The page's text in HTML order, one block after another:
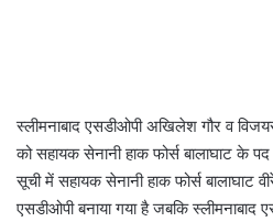
स्लीमनाबाद एसडीओपी अखिलेश गौर व
को सहायक सेनानी हाक फोर्स बालाघाट के
सूची में सहायक सेनानी हाक फोर्स बालाघाट
एसडीओपी बनाया गया है जबकि